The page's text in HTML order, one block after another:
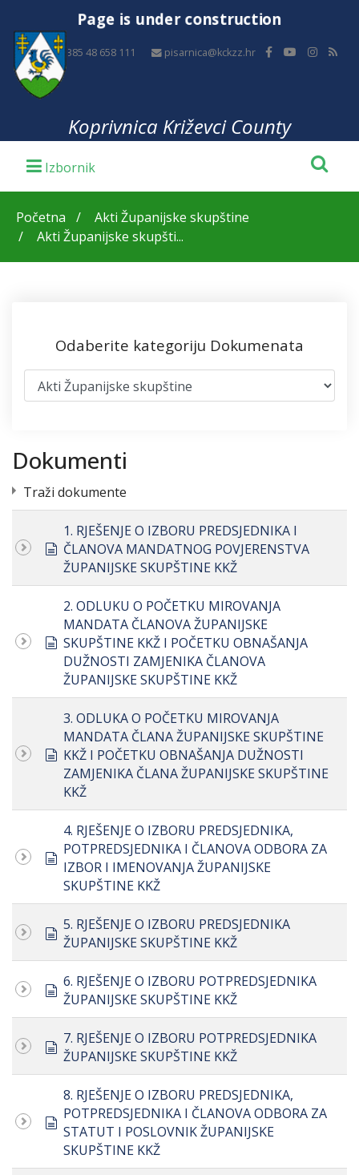
Page is under construction
+385 48 658 111 pisarnica@kckzz.hr
Koprivnica Križevci County
Početna
Akti Županijske skupštine
Akti Županijske skupšti...
Odaberite kategoriju Dokumenata
Dokumenti
Traži dokumente
document
1. RJEŠENJE O IZBORU PREDSJEDNIKA I
ČLANOVA MANDATNOG POVJERENSTVA
ŽUPANIJSKE SKUPŠTINE KKŽ
document
2. ODLUKU O POČETKU MIROVANJA
MANDATA ČLANOVA ŽUPANIJSKE
SKUPŠTINE KKŽ I POČETKU OBNAŠANJA
DUŽNOSTI ZAMJENIKA ČLANOVA
ŽUPANIJSKE SKUPŠTINE KKŽ
document
3. ODLUKA O POČETKU MIROVANJA
MANDATA ČLANA ŽUPANIJSKE SKUPŠTINE
KKŽ I POČETKU OBNAŠANJA DUŽNOSTI
ZAMJENIKA ČLANA ŽUPANIJSKE SKUPŠTINE
KKŽ
document
4. RJEŠENJE O IZBORU PREDSJEDNIKA,
POTPREDSJEDNIKA I ČLANOVA ODBORA ZA
IZBOR I IMENOVANJA ŽUPANIJSKE
SKUPŠTINE KKŽ
document
5. RJEŠENJE O IZBORU PREDSJEDNIKA
ŽUPANIJSKE SKUPŠTINE KKŽ
document
6. RJEŠENJE O IZBORU POTPREDSJEDNIKA
ŽUPANIJSKE SKUPŠTINE KKŽ
document
7. RJEŠENJE O IZBORU POTPREDSJEDNIKA
ŽUPANIJSKE SKUPŠTINE KKŽ
document
8. RJEŠENJE O IZBORU PREDSJEDNIKA,
POTPREDSJEDNIKA I ČLANOVA ODBORA ZA
STATUT I POSLOVNIK ŽUPANIJSKE
SKUPŠTINE KKŽ